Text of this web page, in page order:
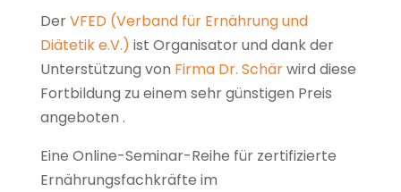
DerVFED (Verband für Ernährung und
Diätetik e.V.) ist Organisator und dank der
Unterstützung von Firma Dr. Schärwird diese
Fortbildung zu einem sehr günstigen Preis
angeboten .
Eine Online-Seminar-Reihe für zertifizierte
Ernährungsfachkräfte im